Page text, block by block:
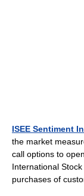
ISEE Sentiment
the market
call options to
International
purchases of